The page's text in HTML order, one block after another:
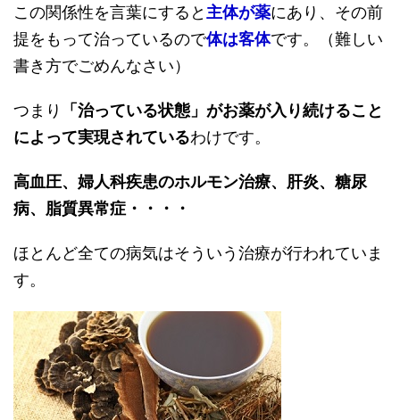
この関係性を言葉にすると 主体が薬にあり、その前
提をもって治っているので体は客体です。（難しい
書き方でごめんなさい）
つまり
「治っている状態」がお薬が入り続けること
によって実現されているわけです。
高血圧、婦人科疾患のホルモン治療、肝炎、糖尿
病、脂質異常症・・・・
ほとんど全ての病気はそういう治療が行われていま
す。